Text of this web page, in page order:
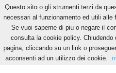
Home Tags Fidal
Fidal
Questo sito o gli strumenti terzi da
necessari al funzionamento ed utili
Se vuoi saperne di piu o negare il
consulta la cookie policy. Chiudendo
pagina, cliccando su un link o
acconsenti ad un utilizzo dei cookie.